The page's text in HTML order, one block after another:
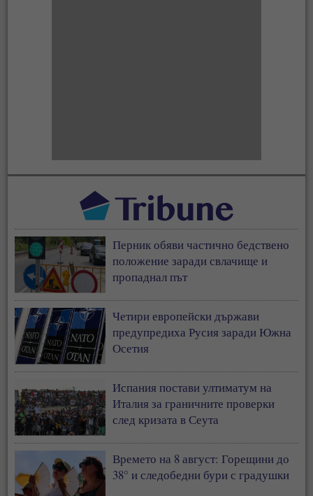
Перник обяви частично бедствено
положение заради свлачище и
пропаднал път
Четири европейски държави
предупредиха Русия заради Южна
Осетия
Испания постави ултиматум на
Италия за граничните проверки
след кризата в Сеута
Времето на 8 август: Горещини до
38° и следобедни бури с градушки